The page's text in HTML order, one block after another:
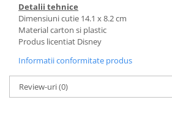
Detalii tehnice
Dimensiuni cutie 14.1 x 8.2 cm
Material carton si plastic
Produs licentiat Disney
Informatii conformitate produs
Review-uri(0)